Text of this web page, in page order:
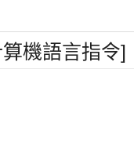
機語言指令]